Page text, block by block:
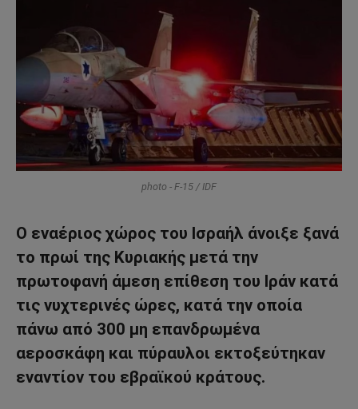
photo - F-15 / IDF
Ο εναέριος χώρος του Ισραήλ άνοιξε ξανά
το πρωί της Κυριακής μετά την
πρωτοφανή άμεση επίθεση του Ιράν κατά
τις νυχτερινές ώρες, κατά την οποία
πάνω από 300 μη επανδρωμένα
αεροσκάφη και πύραυλοι εκτοξεύτηκαν
εναντίον του εβραϊκού κράτους.